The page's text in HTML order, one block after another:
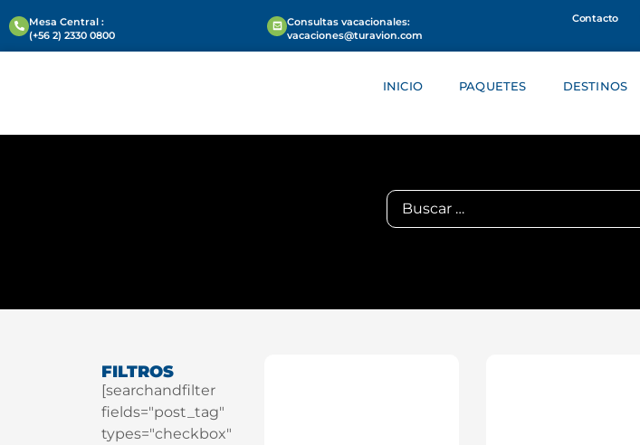
Mesa Central :
(+56 2) 2330 0800
Consultas vacacionales:
vacaciones@turavion.com
Contacto
INICIO PAQUETES DESTINOS
FILTROS
[searchandfilter
fields="post_tag"
types="checkbox"